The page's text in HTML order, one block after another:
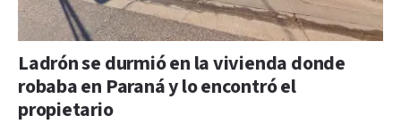
Ladrón se durmió en la vivienda donde
robaba en Paraná y lo encontró el
propietario